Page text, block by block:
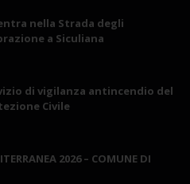
nella Strada degli
a Siculiana
di vigilanza antincendio del
Civile
2026 – COMUNE DI